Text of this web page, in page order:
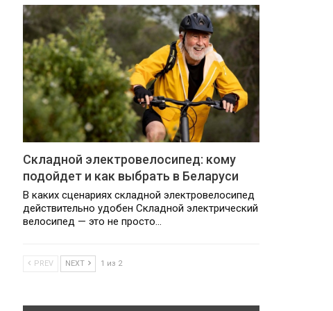
Складной электровелосипед: кому
подойдет и как выбрать в Беларуси
В каких сценариях складной электровелосипед
действительно удобен Складной электрический
велосипед — это не просто…
PREV NEXT 1 из 2